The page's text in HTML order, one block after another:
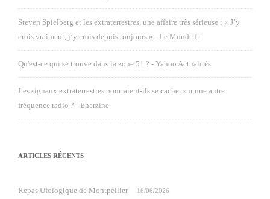
Steven Spielberg et les extraterrestres, une affaire très sérieuse : « J’y
crois vraiment, j’y crois depuis toujours » - Le Monde.fr
Qu'est-ce qui se trouve dans la zone 51 ? - Yahoo Actualités
Les signaux extraterrestres pourraient-ils se cacher sur une autre
fréquence radio ? - Enerzine
ARTICLES RÉCENTS
Repas Ufologique de Montpellier 16/06/2026